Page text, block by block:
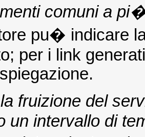
comuni a
pu� indicare
per i link
fruizione del
un intervallo di